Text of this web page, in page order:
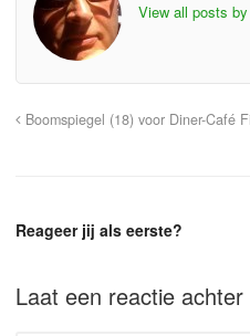
View all posts
Boomspiegel (18) voor Diner-Café
Reageer jij als eerste?
Laat een reactie achter